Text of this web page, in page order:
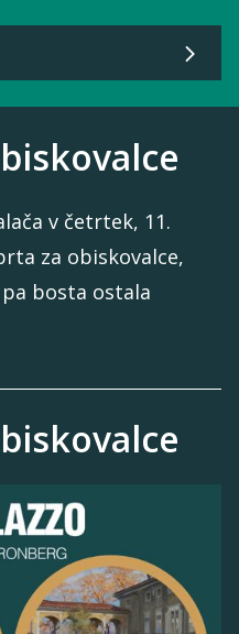
v četrtek, 11.
za obiskovalce,
bosta ostala